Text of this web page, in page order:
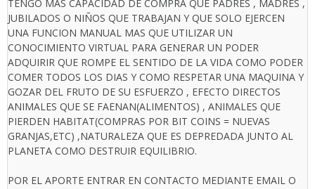
TENGO MAS CAPACIDAD DE COMPRA QUE PADRES , MADRES ,
JUBILADOS O NIÑOS QUE TRABAJAN Y QUE SOLO EJERCEN
UNA FUNCION MANUAL MAS QUE UTILIZAR UN
CONOCIMIENTO VIRTUAL PARA GENERAR UN PODER
ADQUIRIR QUE ROMPE EL SENTIDO DE LA VIDA COMO PODER
COMER TODOS LOS DIAS Y COMO RESPETAR UNA MAQUINA Y
GOZAR DEL FRUTO DE SU ESFUERZO , EFECTO DIRECTOS
ANIMALES QUE SE FAENAN(ALIMENTOS) , ANIMALES QUE
PIERDEN HABITAT(COMPRAS POR BIT COINS = NUEVAS
GRANJAS,ETC) ,NATURALEZA QUE ES DEPREDADA JUNTO AL
PLANETA COMO DESTRUIR EQUILIBRIO.
POR EL APORTE ENTRAR EN CONTACTO MEDIANTE EMAIL O